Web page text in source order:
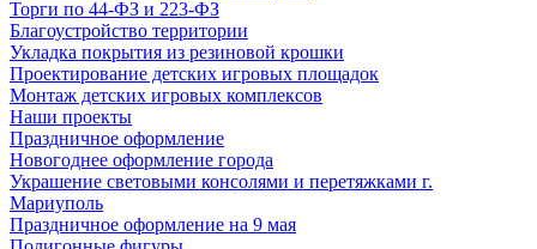
Торги по 44-ФЗ и 223-ФЗ
Благоустройство территории
Укладка покрытия из резиновой крошки
Проектирование детских игровых площадок
Монтаж детских игровых комплексов
Наши проекты
Праздничное оформление
Новогоднее оформление города
Украшение световыми консолями и перетяжками г.
Мариуполь
Праздничное оформление на 9 мая